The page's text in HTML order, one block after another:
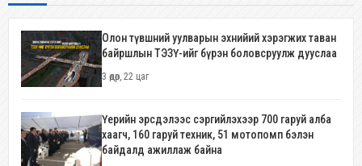
Олон түвшний уулварын эхнийий хэрэгжих таван
байршлын ТЭЗҮ-ийг бүрэн боловсруулж дууслаа
3 өдөр, 22 цаг
Үерийн эрсдэлээс сэргийлэхээр 700 гаруй алба
хаагч, 160 гаруй техник, 51 мотопомп бэлэн
байдалд ажиллаж байна